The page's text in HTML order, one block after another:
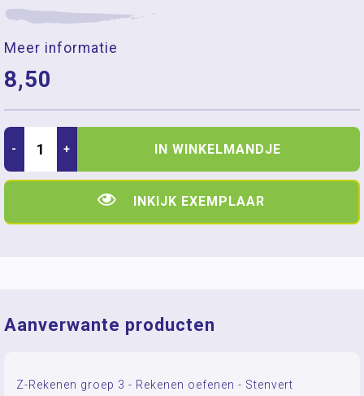
Meer informatie
8,50
- + IN WINKELMANDJE
INKIJK EXEMPLAAR
Aanverwante producten
Z-Rekenen groep 3 - Rekenen oefenen - Stenvert